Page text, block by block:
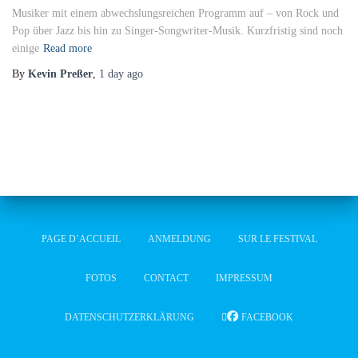
Musiker mit einem abwechslungsreichen Programm auf – von Rock und
Pop über Jazz bis hin zu Singer-Songwriter-Musik. Kurzfristig sind noch
einige Read more
By Kevin Preßer, 1 day ago
PAGE D’ACCUEIL ANMELDUNG SUR LE FESTIVAL
FOTOS CONTACT IMPRESSUM
DATENSCHUTZERKLÄRUNG FACEBOOK